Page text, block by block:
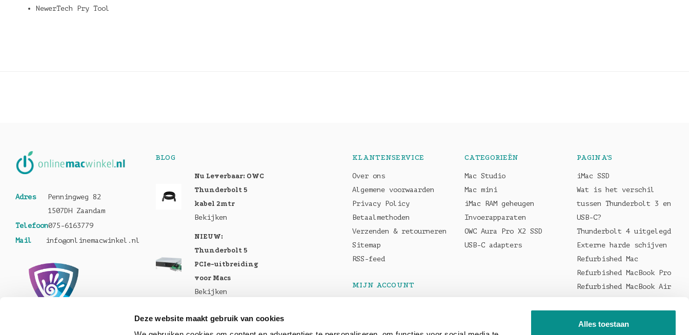
Deze website maakt gebruik van cookies
Alles toestaan
NewerTech Pry Tool
Adres
Penningweg 82
1507DH Zaandam
Telefoon075-6163779
Mail
info@onlinemacwinkel.nl
BLOG
Nu Leverbaar: OWC
Thunderbolt 5
kabel 2mtr
Bekijken
NIEUW:
Thunderbolt 5
PCIe-uitbreiding
voor Macs
Bekijken
MacBook Pro M5
KLANTENSERVICE
Over ons
Algemene voorwaarden
Privacy Policy
Betaalmethoden
Verzenden & retourneren
Sitemap
RSS-feed
MIJN ACCOUNT
Mijn tickets
CATEGORIEËN
Mac Studio
Mac mini
iMac RAM geheugen
Invoerapparaten
OWC Aura Pro X2 SSD
USB-C adapters
PAGINA'S
iMac SSD
Wat is het verschil
tussen Thunderbolt 3 en
USB-C?
Thunderbolt 4 uitgelegd
Externe harde schijven
Refurbished Mac
Refurbished MacBook Pro
Refurbished MacBook Air